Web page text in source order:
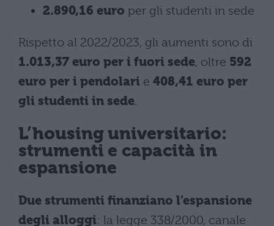
2.890,16 euro per gli studenti in sede
Rispetto al 2022/2023, gli aumenti sono di
1.013,37 euro per i fuori sede, oltre 592
euro per i pendolari e 408,41 euro per
gli studenti in sede.
L’housing universitario:
strumenti e capacità in
espansione
Due strumenti finanziano l’espansione
degli alloggi: la legge 338/2000, canale